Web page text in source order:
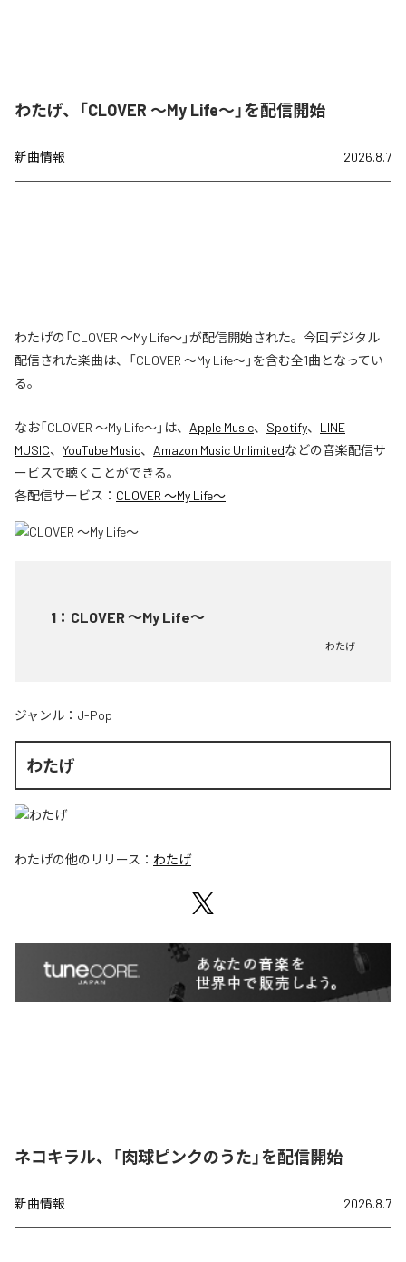
わたげ、「CLOVER ～My Life～」を配信開始
新曲情報 2026.8.7
わたげの「CLOVER ～My Life～」が配信開始された。今回デジタル
配信された楽曲は、「CLOVER ～My Life～」を含む全1曲となってい
る。
なお「CLOVER ～My Life～」は、 Apple Music、 Spotify、 LINE
MUSIC、 YouTube Music、 Amazon Music Unlimitedなどの音楽配信サ
ービスで聴くことができる。
各配信サービス： CLOVER ～My Life～
1 ： CLOVER ～My Life～
わたげ
ジャンル： J-Pop
わたげ
わたげの他のリリース： わたげ
ネコキラル、「肉球ピンクのうた」を配信開始
新曲情報 2026.8.7